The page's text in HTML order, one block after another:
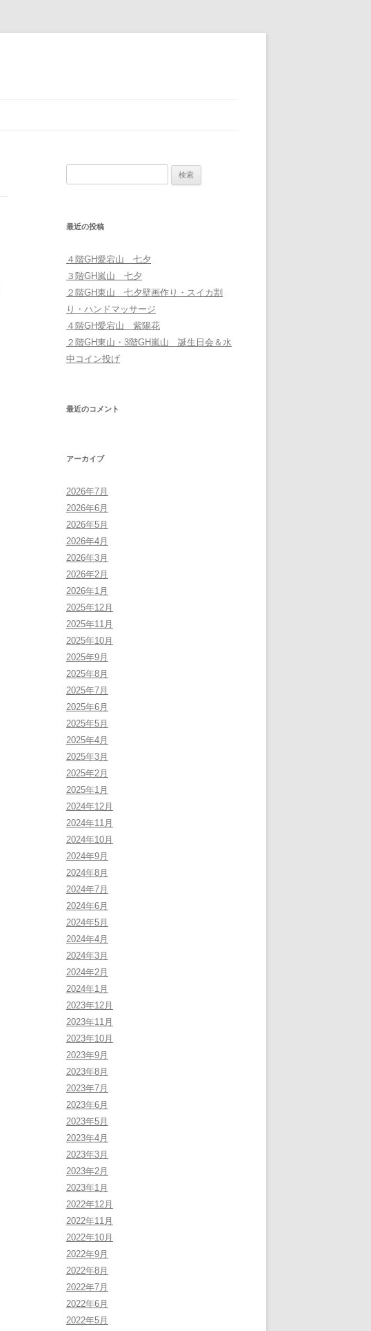
最近の投稿
４階GH愛宕山 七夕
３階GH嵐山 七夕
２階GH東山 七夕壁画作り・スイカ割
り・ハンドマッサージ
４階GH愛宕山 紫陽花
２階GH東山・3階GH嵐山 誕生日会＆水
中コイン投げ
最近のコメント
アーカイブ
2026年7月
2026年6月
2026年5月
2026年4月
2026年3月
2026年2月
2026年1月
2025年12月
2025年11月
2025年10月
2025年9月
2025年8月
2025年7月
2025年6月
2025年5月
2025年4月
2025年3月
2025年2月
2025年1月
2024年12月
2024年11月
2024年10月
2024年9月
2024年8月
2024年7月
2024年6月
2024年5月
2024年4月
2024年3月
2024年2月
2024年1月
2023年12月
2023年11月
2023年10月
2023年9月
2023年8月
2023年7月
2023年6月
2023年5月
2023年4月
2023年3月
2023年2月
2023年1月
2022年12月
2022年11月
2022年10月
2022年9月
2022年8月
2022年7月
2022年6月
2022年5月